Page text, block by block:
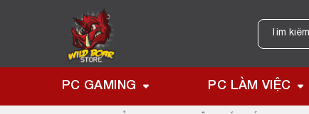
Tìm
kiếm:
PC GAMING PC LÀM VIỆC